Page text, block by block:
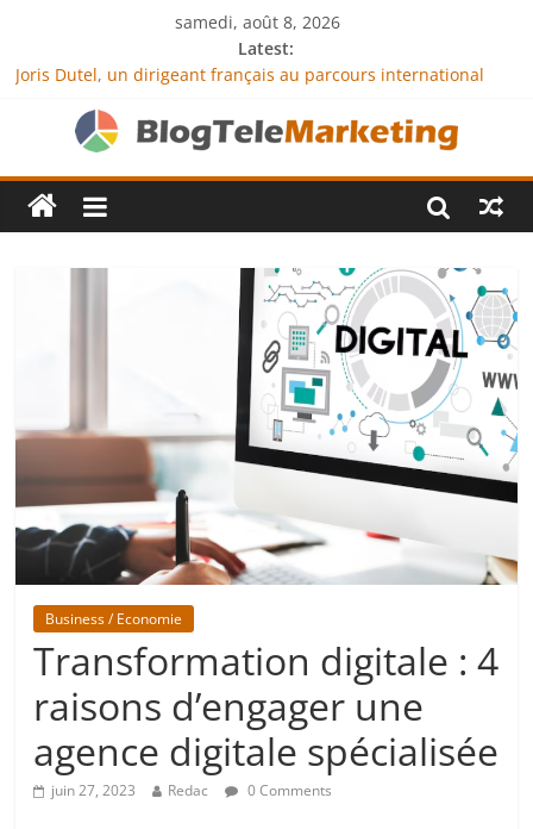
samedi, août 8, 2026
Latest:
Joris Dutel, un dirigeant français au parcours international
Agria Assurance Animaux : comment l’entreprise se
démarque-t-elle de la concurrence ?
JCA Academy : l’excellence au service de l’indépendance
financière
Denis Bouclon : la diplomatie éducative comme moteur de
Next Terra International : des solutions logistiques au service
Business / Economie
Transformation digitale : 4
raisons d’engager une
agence digitale spécialisée
juin 27, 2023 Redac 0 Comments